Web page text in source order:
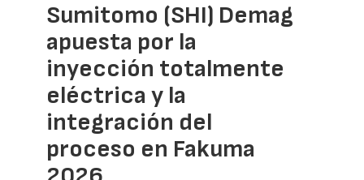
Sumitomo (SHI) Demag
apuesta por la
inyección totalmente
eléctrica y la
integración del
proceso en Fakuma